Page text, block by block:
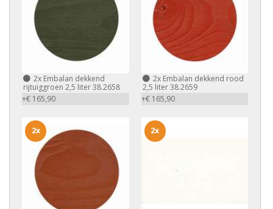
2x Embalan dekkend
rijtuiggroen 2,5 liter 38.2658
+€ 165,90
2xEmbalan dekkend rood
2,5 liter 38.2659
+€ 165,90
2x 2x